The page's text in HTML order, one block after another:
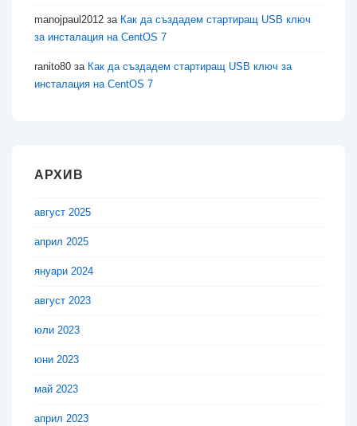
manojpaul2012 за Как да създадем стартиращ USB ключ
за инсталация на CentOS 7
ranito80 за Как да създадем стартиращ USB ключ за
инсталация на CentOS 7
АРХИВ
август 2025
април 2025
януари 2024
август 2023
юли 2023
юни 2023
май 2023
април 2023